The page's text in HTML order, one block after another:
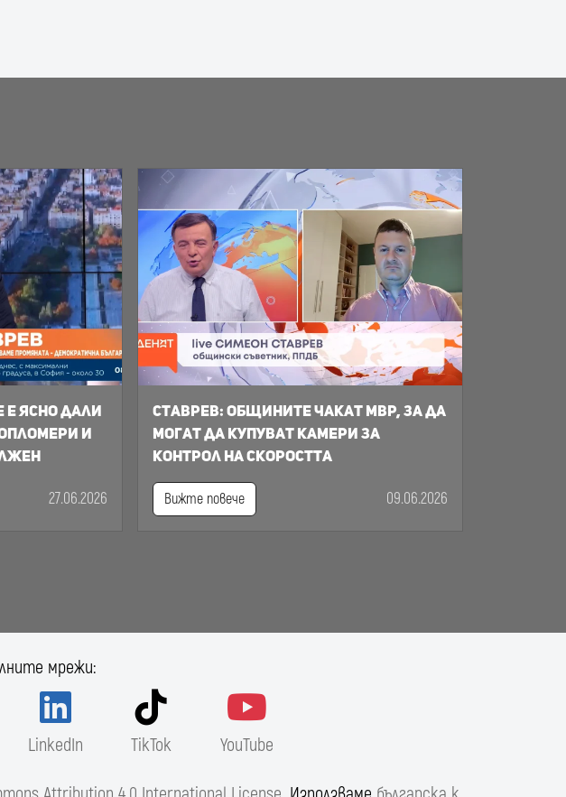
ясно дали
и
27.06.2026
Ставрев: общините чакат МВР, за да
могат да купуват камери за
контрол на скоростта
Вижте повече 09.06.2026
мрежи:
LinkedIn TikTok YouTube